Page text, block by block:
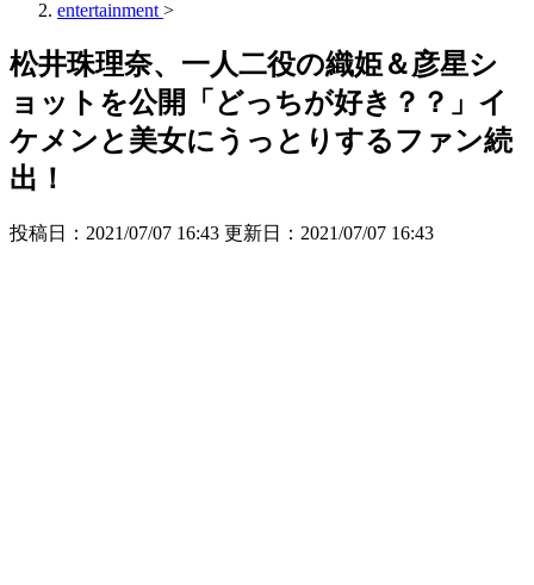
entertainment >
松井珠理奈、一人二役の織姫＆彦星シ
ョットを公開「どっちが好き？？」イ
ケメンと美女にうっとりするファン続
出！
投稿日：2021/07/07 16:43 更新日： 2021/07/07 16:43